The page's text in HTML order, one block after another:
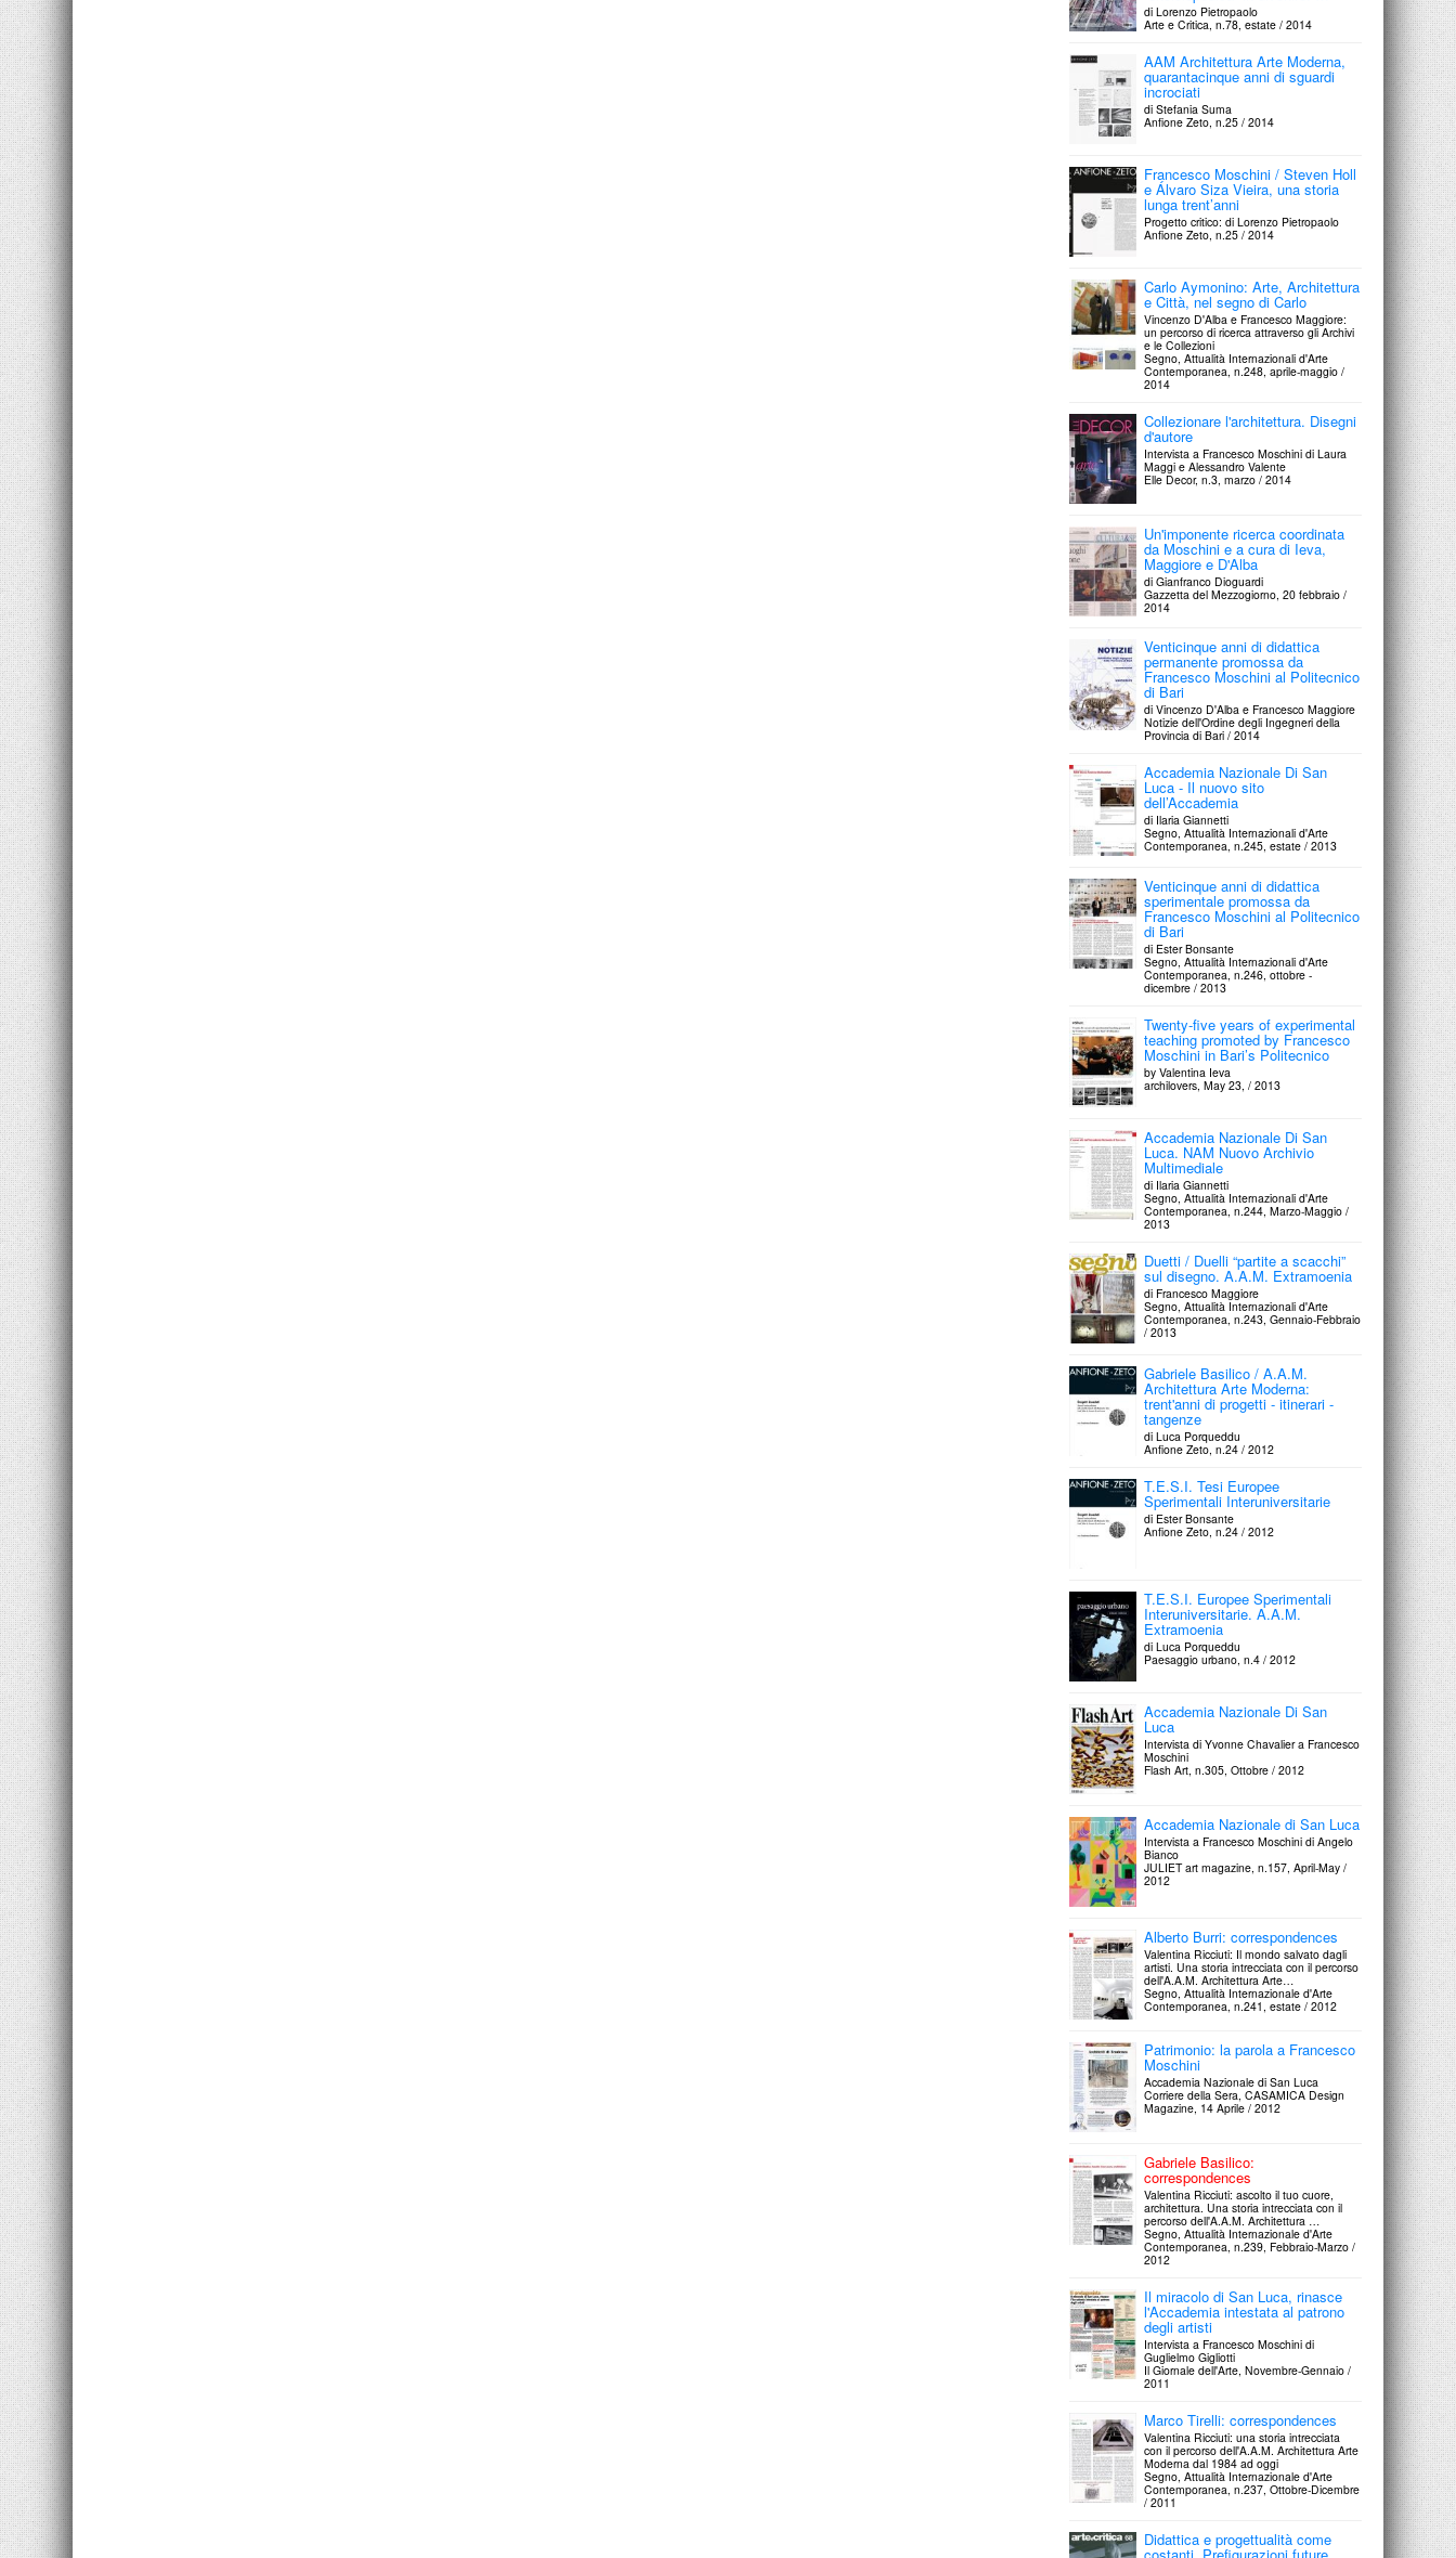
di Lorenzo Pietropaolo
Arte e Critica, n.78, estate / 2014
AAM Architettura Arte Moderna,
quarantacinque anni di sguardi
incrociati
di Stefania Suma
Anfione Zeto, n.25 / 2014
Francesco Moschini / Steven Holl
e Álvaro Siza Vieira, una storia
lunga trent’anni
Progetto critico: di Lorenzo Pietropaolo
Anfione Zeto, n.25 / 2014
Carlo Aymonino: Arte, Architettura
e Città, nel segno di Carlo
Vincenzo D'Alba e Francesco Maggiore:
un percorso di ricerca attraverso gli Archivi
e le Collezioni
Segno, Attualità Internazionali d'Arte
Contemporanea, n.248, aprile-maggio /
2014
Collezionare l'architettura. Disegni
d'autore
Intervista a Francesco Moschini di Laura
Maggi e Alessandro Valente
Elle Decor, n.3, marzo / 2014
Un'imponente ricerca coordinata
da Moschini e a cura di Ieva,
Maggiore e D'Alba
di Gianfranco Dioguardi
Gazzetta del Mezzogiorno, 20 febbraio /
2014
Venticinque anni di didattica
permanente promossa da
Francesco Moschini al Politecnico
di Bari
di Vincenzo D'Alba e Francesco Maggiore
Notizie dell'Ordine degli Ingegneri della
Provincia di Bari / 2014
Accademia Nazionale Di San
Luca - Il nuovo sito
dell’Accademia
di Ilaria Giannetti
Segno, Attualità Internazionali d'Arte
Contemporanea, n.245, estate / 2013
Venticinque anni di didattica
sperimentale promossa da
Francesco Moschini al Politecnico
di Bari
di Ester Bonsante
Segno, Attualità Internazionali d'Arte
Contemporanea, n.246, ottobre -
dicembre / 2013
Twenty-five years of experimental
teaching promoted by Francesco
Moschini in Bari’s Politecnico
by Valentina Ieva
archilovers, May 23, / 2013
Accademia Nazionale Di San
Luca. NAM Nuovo Archivio
Multimediale
di Ilaria Giannetti
Segno, Attualità Internazionali d'Arte
Contemporanea, n.244, Marzo-Maggio /
2013
Duetti / Duelli “partite a scacchi”
sul disegno. A.A.M. Extramoenia
di Francesco Maggiore
Segno, Attualità Internazionali d'Arte
Contemporanea, n.243, Gennaio-Febbraio
/ 2013
Gabriele Basilico / A.A.M.
Architettura Arte Moderna:
trent'anni di progetti - itinerari -
tangenze
di Luca Porqueddu
Anfione Zeto, n.24 / 2012
T.E.S.I. Tesi Europee
Sperimentali Interuniversitarie
di Ester Bonsante
Anfione Zeto, n.24 / 2012
T.E.S.I. Europee Sperimentali
Interuniversitarie. A.A.M.
Extramoenia
di Luca Porqueddu
Paesaggio urbano, n.4 / 2012
Accademia Nazionale Di San
Luca
Intervista di Yvonne Chavalier a Francesco
Moschini
Flash Art, n.305, Ottobre / 2012
Accademia Nazionale di San Luca
Intervista a Francesco Moschini di Angelo
Bianco
JULIET art magazine, n.157, April-May /
2012
Alberto Burri: correspondences
Valentina Ricciuti: Il mondo salvato dagli
artisti. Una storia intrecciata con il percorso
dell'A.A.M. Architettura Arte…
Segno, Attualità Internazionale d'Arte
Contemporanea, n.241, estate / 2012
Patrimonio: la parola a Francesco
Moschini
Accademia Nazionale di San Luca
Corriere della Sera, CASAMICA Design
Magazine, 14 Aprile / 2012
Gabriele Basilico:
correspondences
Valentina Ricciuti: ascolto il tuo cuore,
architettura. Una storia intrecciata con il
percorso dell'A.A.M. Architettura …
Segno, Attualità Internazionale d'Arte
Contemporanea, n.239, Febbraio-Marzo /
2012
Il miracolo di San Luca, rinasce
l'Accademia intestata al patrono
degli artisti
Intervista a Francesco Moschini di
Guglielmo Gigliotti
Il Giornale dell'Arte, Novembre-Gennaio /
2011
Marco Tirelli: correspondences
Valentina Ricciuti: una storia intrecciata
con il percorso dell'A.A.M. Architettura Arte
Moderna dal 1984 ad oggi
Segno, Attualità Internazionale d'Arte
Contemporanea, n.237, Ottobre-Dicembre
/ 2011
Didattica e progettualità come